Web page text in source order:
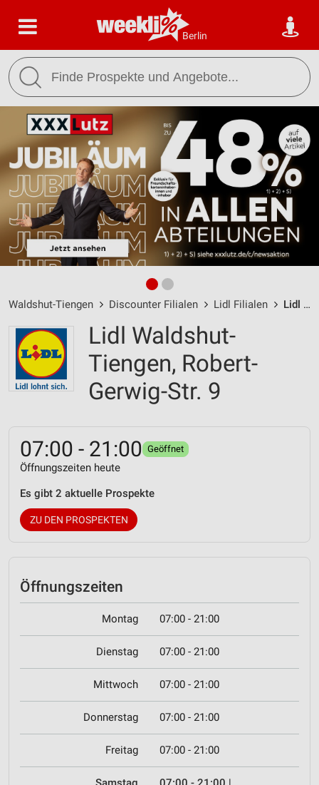
Berlin
Waldshut-Tiengen Discounter Filialen Lidl Filialen Lidl Waldshut-Tiengen / Robert-Gerwig-Str. 9 - Öffnungszeiten & Adresse
Lidl Waldshut-
Tiengen, Robert-
Gerwig-Str. 9
07:00 - 21:00 Geöffnet
Öffnungszeiten heute
Es gibt 2 aktuelle Prospekte
ZU DEN PROSPEKTEN
Öffnungszeiten
Montag 07:00 - 21:00
Dienstag 07:00 - 21:00
Mittwoch 07:00 - 21:00
Donnerstag 07:00 - 21:00
Freitag 07:00 - 21:00